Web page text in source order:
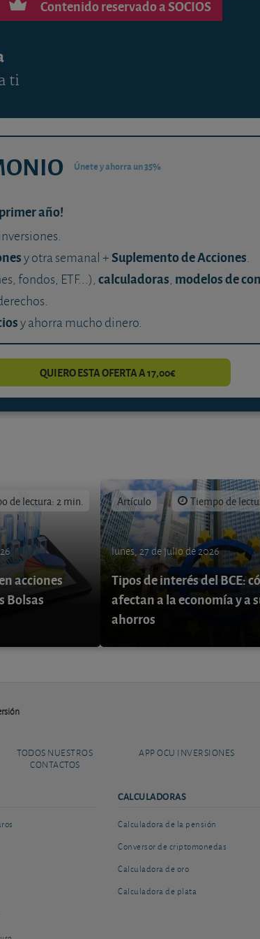
Contenido reservado a SOCIOS
ti
Únete y ahorra un 35%
año!
y otra semanal +Suplemento de Acciones.
fondos, ETF...),calculadoras, modelos de
y ahorra mucho dinero.
QUIERO ESTA OFERTA A 17,00€
de lectura: 2 min.
acciones
Bolsas
Artículo Tiempo de
lunes, 27 de julio de 2026
Tipos de interés del BCE:
afectan a la economía y a
ahorros
TODOS NUESTROS
CONTACTOS
APP OCU INVERSIONES
CALCULADORAS
Calculadora de la pensión
Conversor de criptomonedas
Calculadora de oro
Calculadora de plata